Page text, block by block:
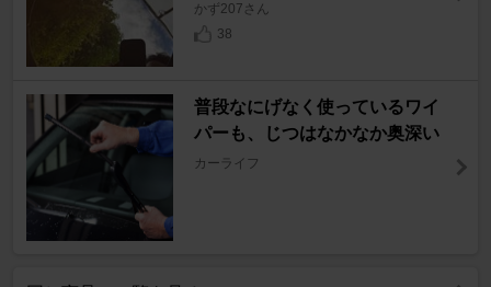
かず207さん
38
普段なにげなく使っているワイ
パーも、じつはなかなか奥深い
カーライフ